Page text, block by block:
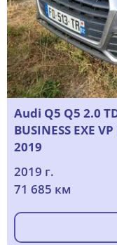
Audi Q5 Q5 2.0
BUSINESS EXE
2019
2019 г.
71 685 км